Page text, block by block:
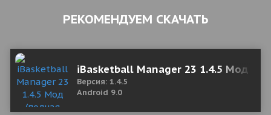
РЕКОМЕНДУЕМ СКАЧАТЬ
iBasketball Manager 23 1.4.5 Мод
Версия: 1.4.5
Android 9.0